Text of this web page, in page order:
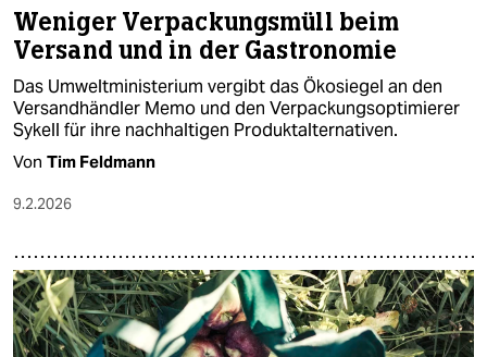
Weniger Verpackungsmüll beim
Versand und in der Gastronomie
Das Umweltministerium vergibt das Ökosiegel an den
Versandhändler Memo und den Verpackungsoptimierer
Sykell für ihre nachhaltigen Produktalternativen.
Von Tim Feldmann
9.2.2026